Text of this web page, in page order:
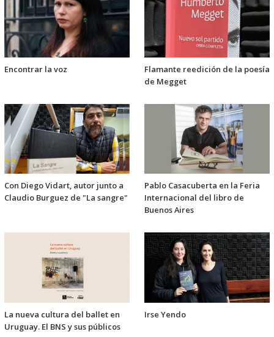
Encontrar la voz
Flamante reedición de la poesía
de Megget
Con Diego Vidart, autor junto a
Claudio Burguez de "La sangre"
Pablo Casacuberta en la Feria
Internacional del libro de
Buenos Aires
La nueva cultura del ballet en
Uruguay. El BNS y sus públicos
Irse Yendo